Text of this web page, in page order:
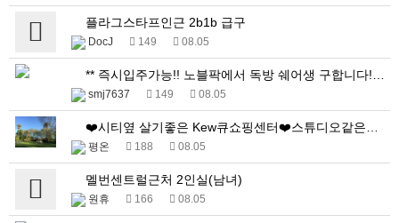
플라그스타프인근 2b1b 급구
DocJ 149 08.05
** 즉시입주가능!! 노블팍에서 독방 쉐어생 구합니다!…
smj7637 149 08.05
❤️시티옆 살기좋은 Kew큐쇼핑센터❤️스튜디오같은큰방❤…
평온 188 08.05
멜번센트럴근처 2인실(남녀)
원휴 166 08.05